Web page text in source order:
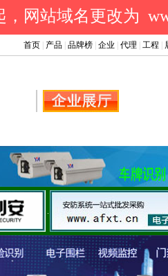
，网站域名更改为
首页 产品 品牌榜 企业 代理 工程
.